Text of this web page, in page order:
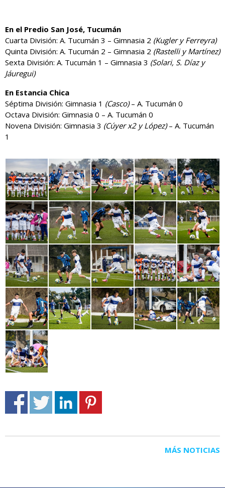
En el Predio San José, Tucumán
Cuarta División: A. Tucumán 3 – Gimnasia 2 (Kugler y Ferreyra)
Quinta División: A. Tucumán 2 – Gimnasia 2 (Rastelli y Martínez)
Sexta División: A. Tucumán 1 – Gimnasia 3 (Solari, S. Díaz y
Jáuregui)
En Estancia Chica
Séptima División: Gimnasia 1 (Casco)– A. Tucumán 0
Octava División: Gimnasia 0 – A. Tucumán 0
Novena División: Gimnasia 3 (Cúyer x2 y López)– A. Tucumán
1
MÁS NOTICIAS